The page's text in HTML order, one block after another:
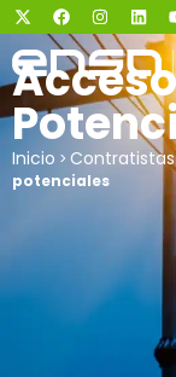
Inicio >
potenciales